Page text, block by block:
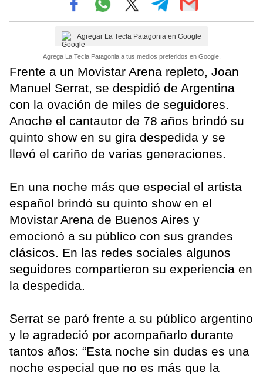
Agregar La Tecla Patagonia en Google
Agrega La Tecla Patagonia a tus medios preferidos en Google.
Frente a un Movistar Arena repleto, Joan
Manuel Serrat, se despidió de Argentina
con la ovación de miles de seguidores.
Anoche el cantautor de 78 años brindó su
quinto show en su gira despedida y se
llevó el cariño de varias generaciones.
En una noche más que especial el artista
español brindó su quinto show en el
Movistar Arena de Buenos Aires y
emocionó a su público con sus grandes
clásicos. En las redes sociales algunos
seguidores compartieron su experiencia en
la despedida.
Serrat se paró frente a su público argentino
y le agradeció por acompañarlo durante
tantos años: “Esta noche sin dudas es una
noche especial que no es más que la